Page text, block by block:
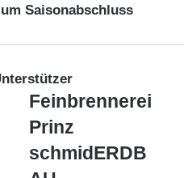
Saisonabschluss
F
i
n
Feinbrennerei
Prinz
s
schmidERDB